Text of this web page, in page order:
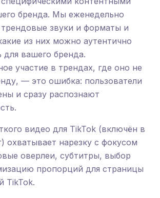
бренда. Мы еженедельно
звуки и форматы и
из них можно аутентично
для вашего бренда.
участие в трендах, где оно не
— это ошибка: пользователи
и сразу распознают
видео для TikTok (включён в
охватывает нарезку с фокусом
оверлеи, субтитры, выбор
пропорций для страницы
TikTok.